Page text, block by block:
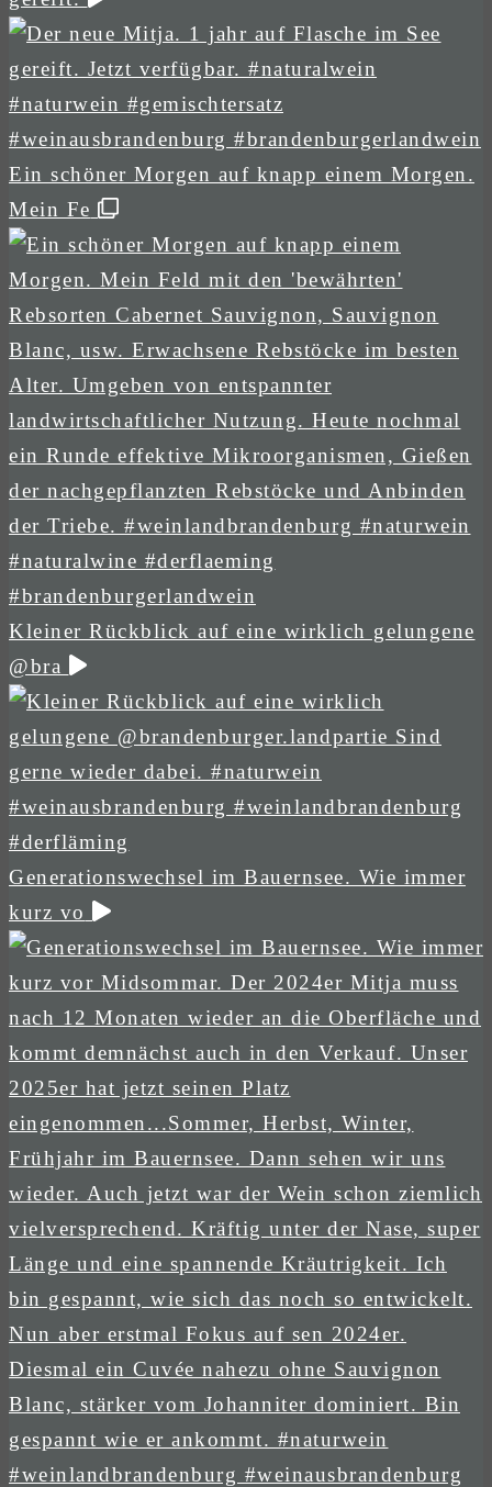
Ein schöner Morgen auf knapp einem Morgen.
Mein Fe
Kleiner Rückblick auf eine wirklich gelungene
@bra
Generationswechsel im Bauernsee. Wie immer
kurz vo